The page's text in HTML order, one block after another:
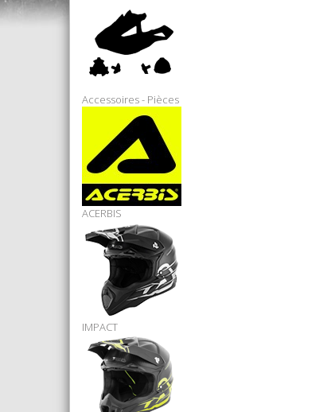
Accessoires - Pièces
ACERBIS
IMPACT